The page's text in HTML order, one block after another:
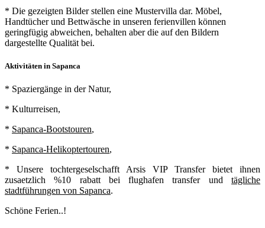
* Die gezeigten Bilder stellen eine Mustervilla dar. Möbel,
Handtücher und Bettwäsche in unseren ferienvillen können
geringfügig abweichen, behalten aber die auf den Bildern
dargestellte Qualität bei.
Aktivitäten in Sapanca
* Spaziergänge in der Natur,
* Kulturreisen,
* Sapanca-Bootstouren,
* Sapanca-Helikoptertouren,
* Unsere tochtergeselschafft Arsis VIP Transfer bietet ihnen
zusaetzlich %10 rabatt beiflughafen transferundtägliche
stadtführungen von Sapanca.
Schöne Ferien..!